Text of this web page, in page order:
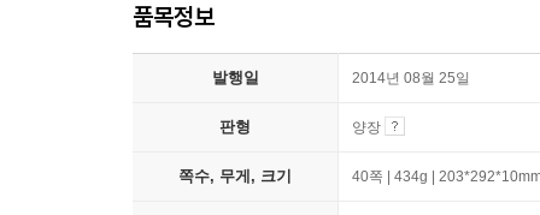
품목정보
발행일 2014년 08월 25일
판형 양장
쪽수, 무게, 크기 40쪽 | 434g |